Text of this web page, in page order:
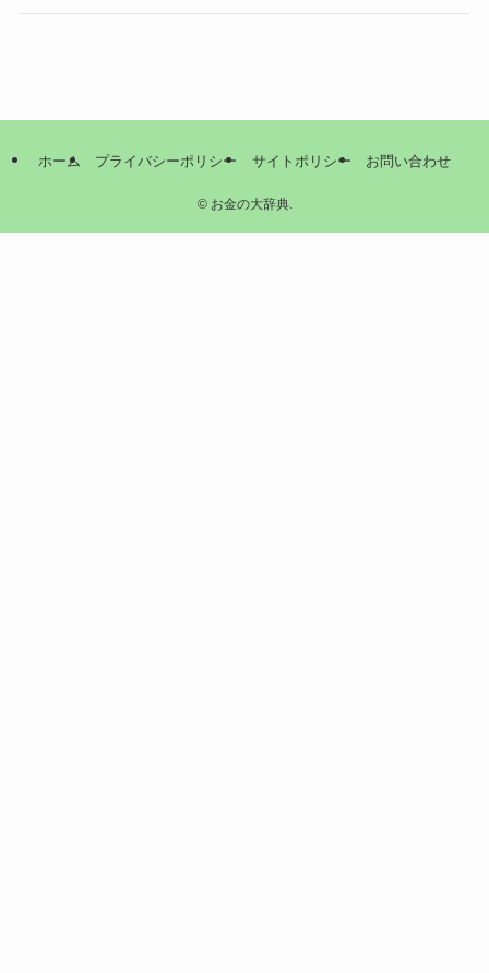
ホーム プライバシーポリシー サイトポリシー お問い合わせ
©お金の大辞典.